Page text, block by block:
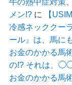
メン!?に
【
冷感ネッククー
ール』は、馬に
お金のかかる馬
の!? それは、
お金のかかる馬